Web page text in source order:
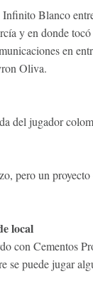
Blanco
y en donde
en
Oliva.
del jugador
pero un
local
con Cementos
se puede jugar